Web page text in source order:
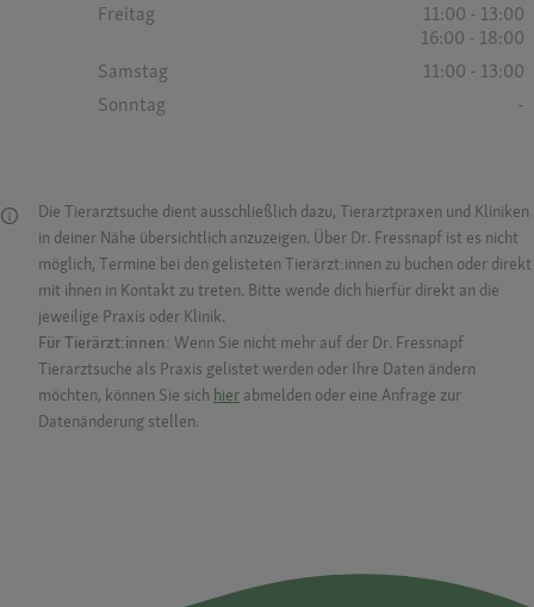
Freitag
11:00 - 13:00
16:00 - 18:00
Samstag
11:00 - 13:00
Sonntag
-
Die Tierarztsuche dient ausschließlich dazu, Tierarztpraxen und Kliniken
in deiner Nähe übersichtlich anzuzeigen. Über Dr. Fressnapf ist es nicht
möglich, Termine bei den gelisteten Tierärzt:innen zu buchen oder direkt
mit ihnen in Kontakt zu treten. Bitte wende dich hierfür direkt an die
jeweilige Praxis oder Klinik.
Für Tierärzt:innen: Wenn Sie nicht mehr auf der Dr. Fressnapf
Tierarztsuche als Praxis gelistet werden oder Ihre Daten ändern
möchten, können Sie sich hier abmelden oder eine Anfrage zur
Datenänderung stellen.